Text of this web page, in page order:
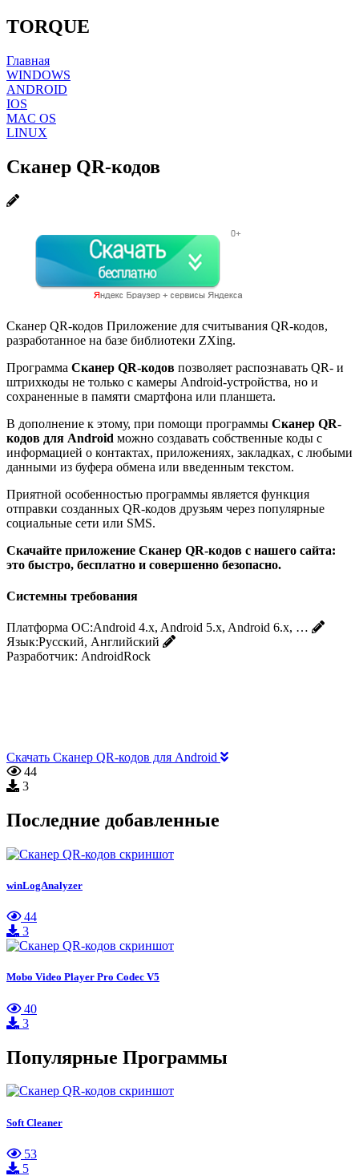
TORQUE
Главная
WINDOWS
ANDROID
IOS
MAC OS
LINUX
Сканер QR-кодов
Сканер QR-кодов Приложение для считывания QR-кодов,
разработанное на базе библиотеки ZXing.
Программа Сканер QR-кодов позволяет распознавать QR- и
штрихкоды не только с камеры Android-устройства, но и
сохраненные в памяти смартфона или планшета.
В дополнение к этому, при помощи программы Сканер QR-
кодов для Android можно создавать собственные коды с
информацией о контактах, приложениях, закладках, с любыми
данными из буфера обмена или введенным текстом.
Приятной особенностью программы является функция
отправки созданных QR-кодов друзьям через популярные
социальные сети или SMS.
Скачайте приложение Сканер QR-кодов с нашего сайта:
это быстро, бесплатно и совершенно безопасно.
Системны требования
Платформа ОС:Android 4.x, Android 5.x, Android 6.x, …
Язык:Русский, Английский
Разработчик: AndroidRock
Скачать Сканер QR-кодов для Android
44
3
Последние добавленные
winLogAnalyzer
44
3
Mobo Video Player Pro Codec V5
40
3
Популярные Программы
Soft Cleaner
53
5